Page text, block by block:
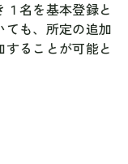
名を基本登録と
ても、所定の追加
ることが可能と